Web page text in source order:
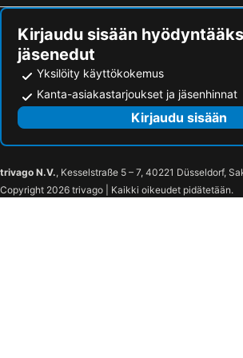
Kirjaudu sisään
jäsenedut
Yksilöity käyttökokemus
Kanta-asiakastarjoukset ja jäsenhinnat
Kirjaudu sisään
trivago N.V., Kesselstraße 5 – 7, 40221 Düsseldorf,
Copyright 2026 trivago | Kaikki oikeudet pidätetään.